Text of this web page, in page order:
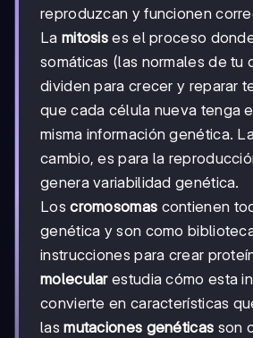
reproduzcan y funcionen
La mitosis es el proceso
somáticas (las normales de tu
dividen para crecer y reparar
que cada célula nueva tenga
misma información genética.
cambio, es para la
genera variabilidad genética.
Loscromosomas contienen
genética y son como
instrucciones para crear
molecularestudia cómo esta
convierte en características
lasmutaciones genéticas son